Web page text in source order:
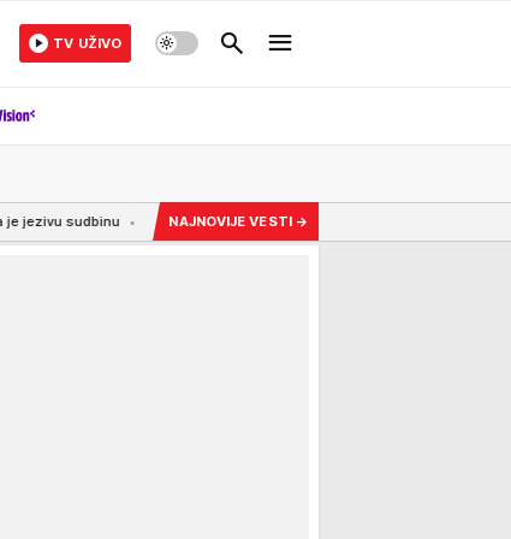
TV UŽIVO
13:15 "LEČILA JE SLABOVIDE LJUDE, ALI SE NAKON SMRTI
NAJNOVIJE VESTI →